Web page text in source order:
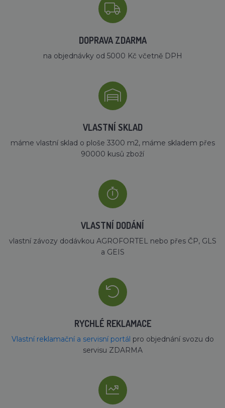
DOPRAVA ZDARMA
na objednávky od 5000 Kč včetně DPH
VLASTNÍ SKLAD
máme vlastní sklad o ploše 3300 m2, máme skladem přes
90000 kusů zboží
VLASTNÍ DODÁNÍ
vlastní závozy dodávkou AGROFORTEL nebo přes ČP, GLS
a GEIS
RYCHLÉ REKLAMACE
Vlastní reklamační a servisní portál pro objednání svozu do
servisu ZDARMA